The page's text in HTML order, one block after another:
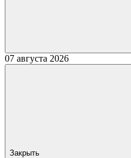
07 августа 2026
Закрыть